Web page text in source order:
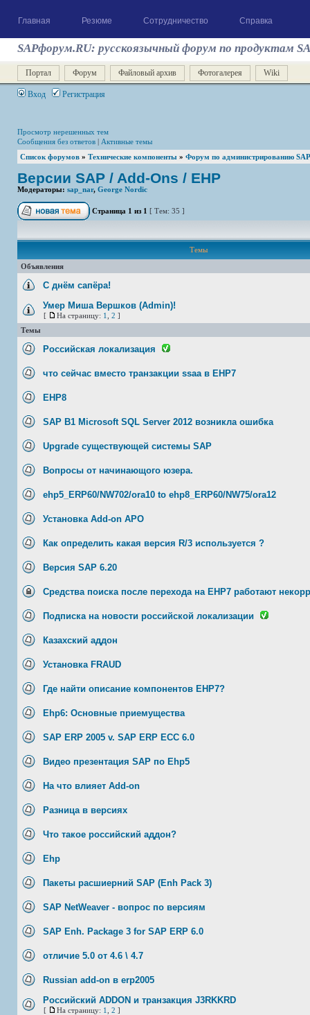
Главная Резюме Сотрудничество Справка
SAPфорум.RU: русскоязычный форум по продуктам
Портал Форум Файловый архив Фотогалерея Wiki
Вход Регистрация
Просмотр нерешенных тем
Сообщения без ответов | Активные темы
Список форумов » Технические компоненты » Форум по администрированию SAP
Версии SAP / Add-Ons / ЕНР
Модераторы: sap_nar, George Nordic
Страница 1 из 1 [ Тем: 35 ]
Темы
Объявления
С днём сапёра!
Умер Миша Вершков (Admin)!
[ На страницу: 1 2 ]
Темы
Российская локализация
что сейчас вместо транзакции ssaa в EHP7
EHP8
SAP B1 Microsoft SQL Server 2012 возникла ошибка
Upgrade существующей системы SAP
Вопросы от начинающого юзера.
ehp5_ERP60/NW702/ora10 to ehp8_ERP60/NW75/ora12
Установка Add-on APO
Как определить какая версия R/3 используется ?
Версия SAP 6.20
Средства поиска после перехода на EHP7 работают
Подписка на новости российской локализации
Казахский аддон
Установка FRAUD
Где найти описание компонентов EHP7?
Ehp6: Основные приемущества
SAP ERP 2005 v. SAP ERP ECC 6.0
Видео презентация SAP по Ehp5
На что влияет Add-on
Разница в версиях
Что такое российский аддон?
Ehp
Пакеты расшиерний SAP (Enh Pack 3)
SAP NetWeaver - вопрос по версиям
SAP Enh. Package 3 for SAP ERP 6.0
отличие 5.0 от 4.6 \ 4.7
Russian add-on в erp2005
Российский ADDON и транзакция J3RKKRD
[ На страницу: 1 2 ]